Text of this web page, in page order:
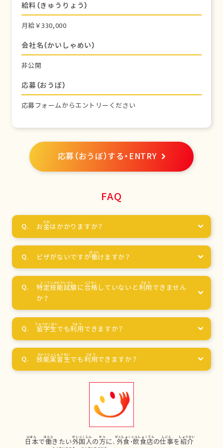
給料（きゅうりょう）
月給￥330,000
会社名（かいしゃめい）
非公開
応募（おうぼ）
応募フォームからエントリーください
応募（おうぼ）する・ENTRY
FAQ
お金はかかりますか？
ビザがないですが働けますか？
特定技能試験に合格 していないと利用 できません
か？
留学生でも利用 できますか？
技能実習生でも利用できますか？
日本で働きたい外国人の方に、 外食 ・飲食店の仕事を紹介